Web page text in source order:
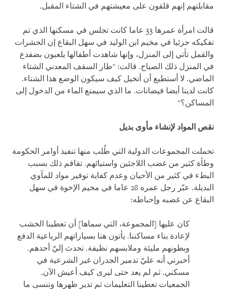
مقابلتهم إنهم قلقون على معيشتهم في الشتاء المقبل.
قالت امرأة عمرها 33 عاما كانت تجلس في مسكنها الذي تم
تفكيكه جزئيا في مخيم ابن الوليد في سهل البقاع إن الحشرات
والقمل تأتي إلى المنزل، وإنها شاهدت أطفالها يلعبون بضفدع
في المنزل ذلك الصباح. قالت: "طار السقف المعدني الشتاء
الماضي. لا أستطيع أن أتخيل كيف سيكون الوضع هذا الشتاء.
كانت لدينا أيضا فيضانات. ما الذي سيمنع الماء من الدخول إلى
المساكن؟"
نقص المواد لإنشاء مأوى بديل
تحملت المجموعات الدولية التي طُلب منها تنفيذ أوامر الحكومة
وطأة كثير من غضب اللاجئين واستيائهم. تفاقم ذلك بسبب
البطء في كثير من الأحيان وعدم كفاية توفير مواد للمآوي
البديلة. عبّر رجل عمره 28 عاما في مخيم الإخوة في سهل
البقاع عن غضبه وإحباطه:
كان عليها [المجموعة، التي سماها] أن تعطينا الخشب
لإعادة بناء مساكننا. يأتون هنا بسياراتهم الرباعية الدفع
وبطونهم مليئة وملابسهم نظيفة. تحدث إليّ أحدهم.
أخبرني أنه عليّ تدمير الجدران غير الشرعية في
مسكني. ثم لم يعد حتى ليرى كيف أعيش الآن.
الجمعيات تعطينا التعليمات ثم تدير ظهرها وتنسى ما